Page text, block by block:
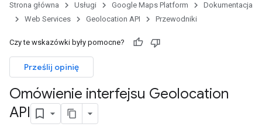
Strona główna Usługi Google Maps Platform
Dokumentacja
Web Services
Geolocation API Przewodniki
Czy te wskazówki były pomocne?
Prześlij opinię
Omówienie interfejsu Geolocation
API